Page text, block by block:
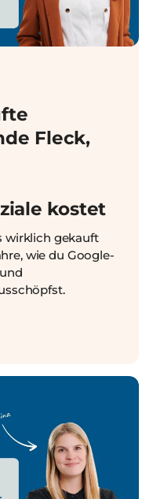
Fleck,
kostet
wirklich gekauft
wie du Google-